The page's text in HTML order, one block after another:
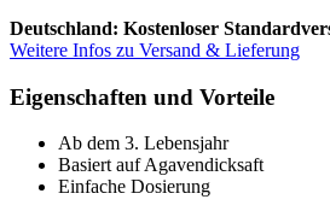
Deutschland: Kostenloser
Weitere Infos zu Versand & Lieferung
Eigenschaften und Vorteile
Ab dem 3. Lebensjahr
Basiert auf Agavendicksaft
Einfache Dosierung